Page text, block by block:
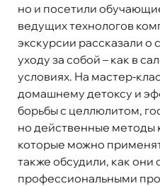
но и посетили
ведущих технологов
экскурсии рассказали
уходу за собой – как в
условиях. На мастер-
домашнему детоксу и
борьбы с целлюлитом,
но действенные методы
которые можно
также обсудили, как они
профессиональными